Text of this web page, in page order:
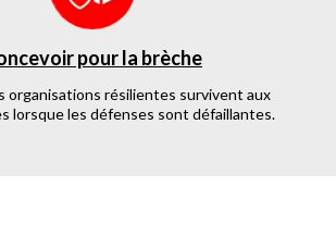
pour la brèche
organisations résilientes survivent aux
lorsque les défenses sont défaillantes.